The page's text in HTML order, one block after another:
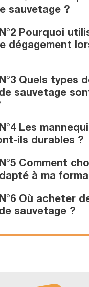
sauvetage ?
Pourquoi
dégagement
Quels types
sauvetage
Les
ils durables ?
Comment
à ma
Où acheter
sauvetage ?